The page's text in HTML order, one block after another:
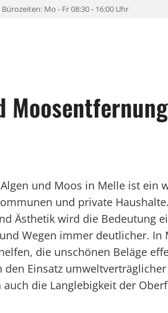
Bürozeiten: Mo - Fr 08:30 - 16:00 Uhr
und Moos in Melle ist ein
und private
Ästhetik wird die Bedeutung
Wegen immer deutlicher.
die unschönen Beläge
den Einsatz
die Langlebigkeit der